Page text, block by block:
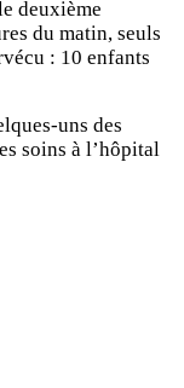
deuxième
du matin, seuls
: 10 enfants
uns des
soins à l’hôpital